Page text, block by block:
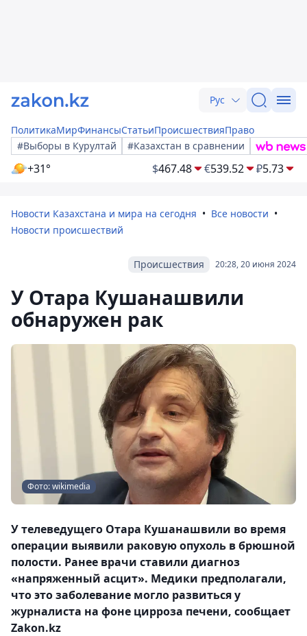
Рус
ПолитикаМирФинансыСтатьиПроисшествияПраво
#Выборы в Курултай
#Казахстан в сравнении
+31° $467.48 €539.52 ₽5.73
Новости Казахстана и мира на сегодня
Все новости
Новости происшествий
20:28, 20 июня 2024
Происшествия
У Отара Кушанашвили
обнаружен рак
Фото: wikimedia
У телеведущего Отара Кушанашвили во время
операции выявили раковую опухоль в брюшной
полости. Ранее врачи ставили диагноз
«напряженный асцит». Медики предполагали,
что это заболевание могло развиться у
журналиста на фоне цирроза печени, сообщает
Zakon.kz